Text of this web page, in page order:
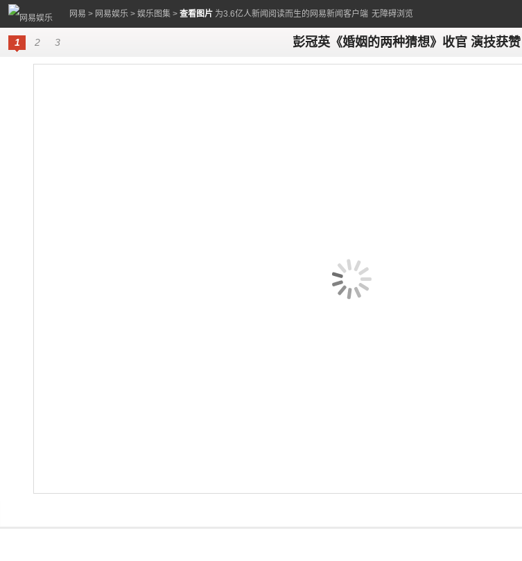
网易 > 网易娱乐 > 娱乐图集 > 查看图片 为3.6亿人新闻阅读而生的网易新闻客户端 无障碍浏览
1 2 3 彭冠英《婚姻的两种猜想》收官 演技获赞